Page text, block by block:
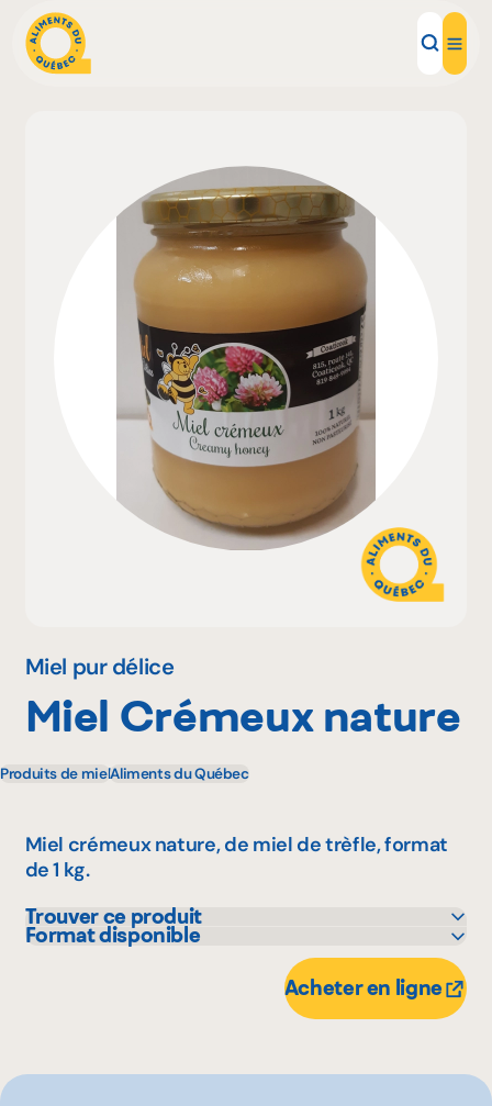
Aliments d'ici
Recettes
Inspirations d'ici
Restaurants
Institutions
À propos
EN
Miel pur délice
Miel Crémeux nature
Produits de mielAliments du Québec
Miel crémeux nature, de miel de trèfle, format
de 1 kg.
Trouver ce produit
IGA
Format disponible
Acheter en ligne